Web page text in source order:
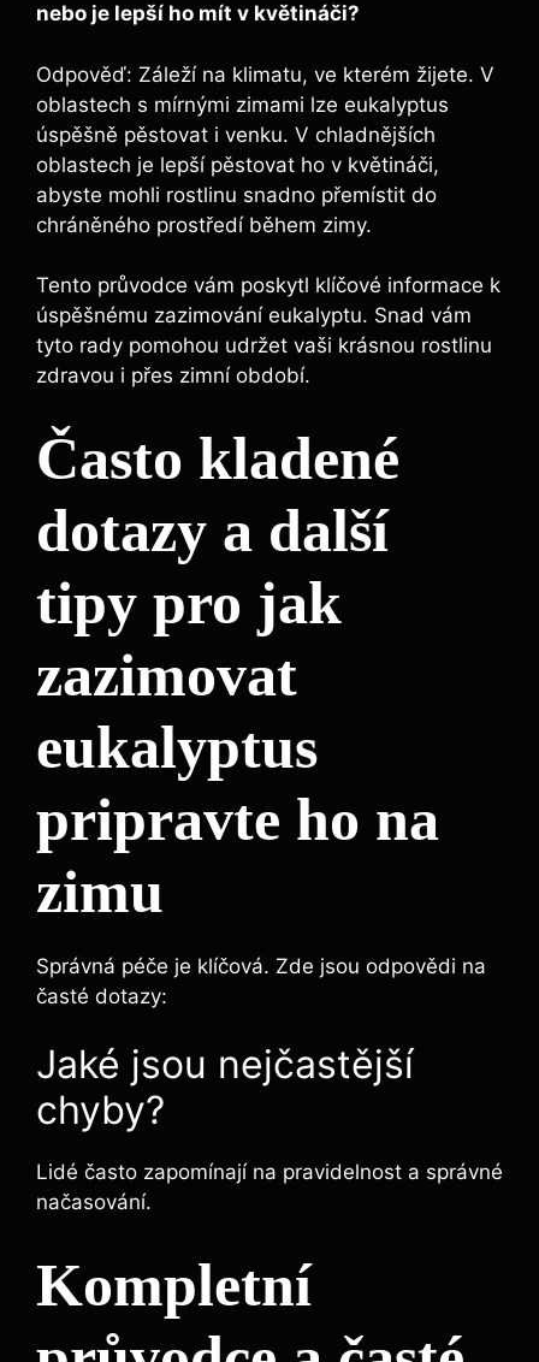
nebo je lepší ho mít v květináči?
Odpověď: Záleží na klimatu, ve kterém žijete. V
oblastech s mírnými zimami lze eukalyptus
úspěšně pěstovat i venku. V chladnějších
oblastech je lepší pěstovat ho v květináči,
abyste mohli rostlinu snadno přemístit do
chráněného prostředí během zimy.
Tento průvodce vám poskytl klíčové informace k
úspěšnému zazimování eukalyptu. Snad vám
tyto rady pomohou udržet vaši krásnou rostlinu
zdravou i přes zimní období.
Často kladené
dotazy a další
tipy pro jak
zazimovat
eukalyptus
pripravte ho na
zimu
Správná péče je klíčová. Zde jsou odpovědi na
časté dotazy:
Jaké jsou nejčastější
chyby?
Lidé často zapomínají na pravidelnost a správné
načasování.
Kompletní